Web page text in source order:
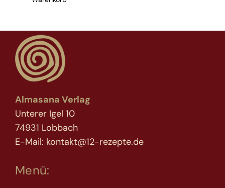
Almasana Verlag
Unterer Igel 10
74931 Lobbach
E-Mail: kontakt@12-rezepte.de
Menü: